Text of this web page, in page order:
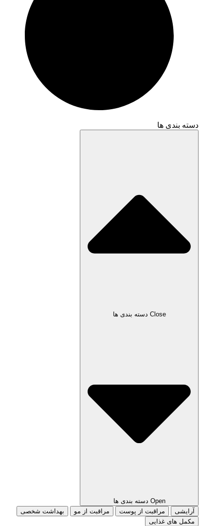
دسته بندی ها
Close دسته بندی ها
Open دسته بندی ها
آرایشی
مراقبت از پوست مراقبت از مو
بهداشت شخصی
مکمل های غذایی